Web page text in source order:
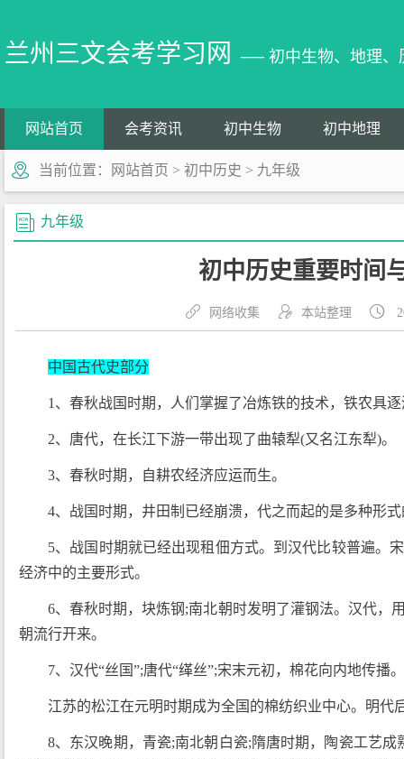
兰州三文会考学习网 ── 初中生物、地理、
网站首页 会考资讯 初中生物 初中地理
当前位置： 网站首页 > 初中历史 > 九年级
九年级
初中历史重要时间
网络收集 本站整理
中国古代史部分
1、春秋战国时期，人们掌握了冶炼铁的技术，铁农具
2、唐代，在长江下游一带出现了曲辕犁(又名江东犁)。
3、春秋时期，自耕农经济应运而生。
4、战国时期，井田制已经崩溃，代之而起的是多种形
5、战国时期就已经出现租佃方式。到汉代比较普遍。
经济中的主要形式。
6、春秋时期，块炼钢;南北朝时发明了灌钢法。汉代，
朝流行开来。
7、汉代“丝国”;唐代“缂丝”;宋末元初，棉花向内地传
江苏的松江在元明时期成为全国的棉纺织业中心。明
8、东汉晚期，青瓷;南北朝白瓷;隋唐时期，陶瓷工艺